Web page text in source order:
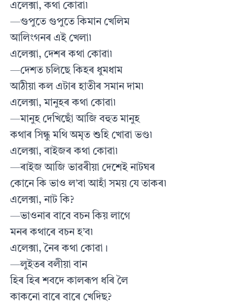
এলেক্সা, কথা কোৱা৷
—গুপুতে গুপুতে কিমান খেলিম
আলিংগনৰ এই খেলা৷
এলেক্সা, দেশৰ কথা কোৱা৷
—দেশত চলিছে কিহৰ ধুমধাম
আঠীয়া কল এটাৰ হাতীৰ সমান দাম৷
এলেক্সা, মানুহৰ কথা কোৱা৷
—মানুহ দেখিছোঁ আজি বহুত মানুহ
কথাৰ সিন্ধু মথি অমৃত শুহি খোৱা ভণ্ড৷
এলেক্সা, ৰাইজৰ কথা কোৱা৷
—ৰাইজ আজি ভাৱৰীয়া দেশেই নাটঘৰ
কোনে কি ভাও ল’বা আহাঁ সময় যে তাকৰ৷
এলেক্সা, নাট কি?
—ভাওনাৰ বাবে বচন কিয় লাগে
মনৰ কথাৰে বচন হ’ব৷
এলেক্সা, নৈৰ কথা কোৱা।
—লুইতৰ বলীয়া বান
হিৰ হিৰ শবদে কালৰূপ ধৰি লৈ
কাকনো বাৰে বাৰে খেদিছ?